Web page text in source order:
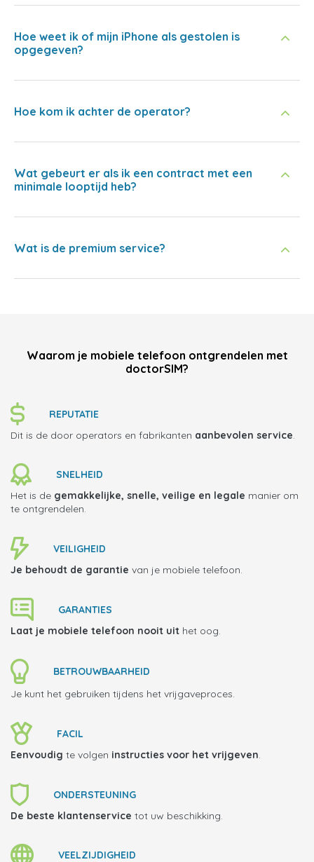
Hoe weet ik of mijn iPhone als gestolen is
opgegeven?
Hoe kom ik achter de operator?
Wat gebeurt er als ik een contract met een
minimale looptijd heb?
Wat is de premium service?
Waarom je mobiele telefoon ontgrendelen met
doctorSIM?
REPUTATIE
Dit is de door operators en fabrikanten aanbevolen service.
SNELHEID
Het is de gemakkelijke, snelle, veilige en legale manier om
te ontgrendelen.
VEILIGHEID
Je behoudt de garantie van je mobiele telefoon.
GARANTIES
Laat je mobiele telefoon nooit uit het oog.
BETROUWBAARHEID
Je kunt het gebruiken tijdens het vrijgaveproces.
FACIL
Eenvoudig te volgen instructies voor het vrijgeven.
ONDERSTEUNING
De beste klantenservice tot uw beschikking.
VEELZIJDIGHEID